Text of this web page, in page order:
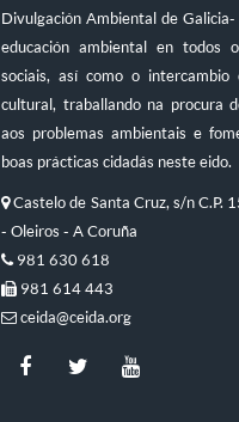
Divulgación Ambiental de
educación ambiental en todos
sociais, así como o intercambio
cultural, traballando na procura
aos problemas ambientais e
boas prácticas cidadás neste eido.
Castelo de Santa Cruz, s/n C.P.
- Oleiros - A Coruña
981 630 618
981 614 443
ceida@ceida.org